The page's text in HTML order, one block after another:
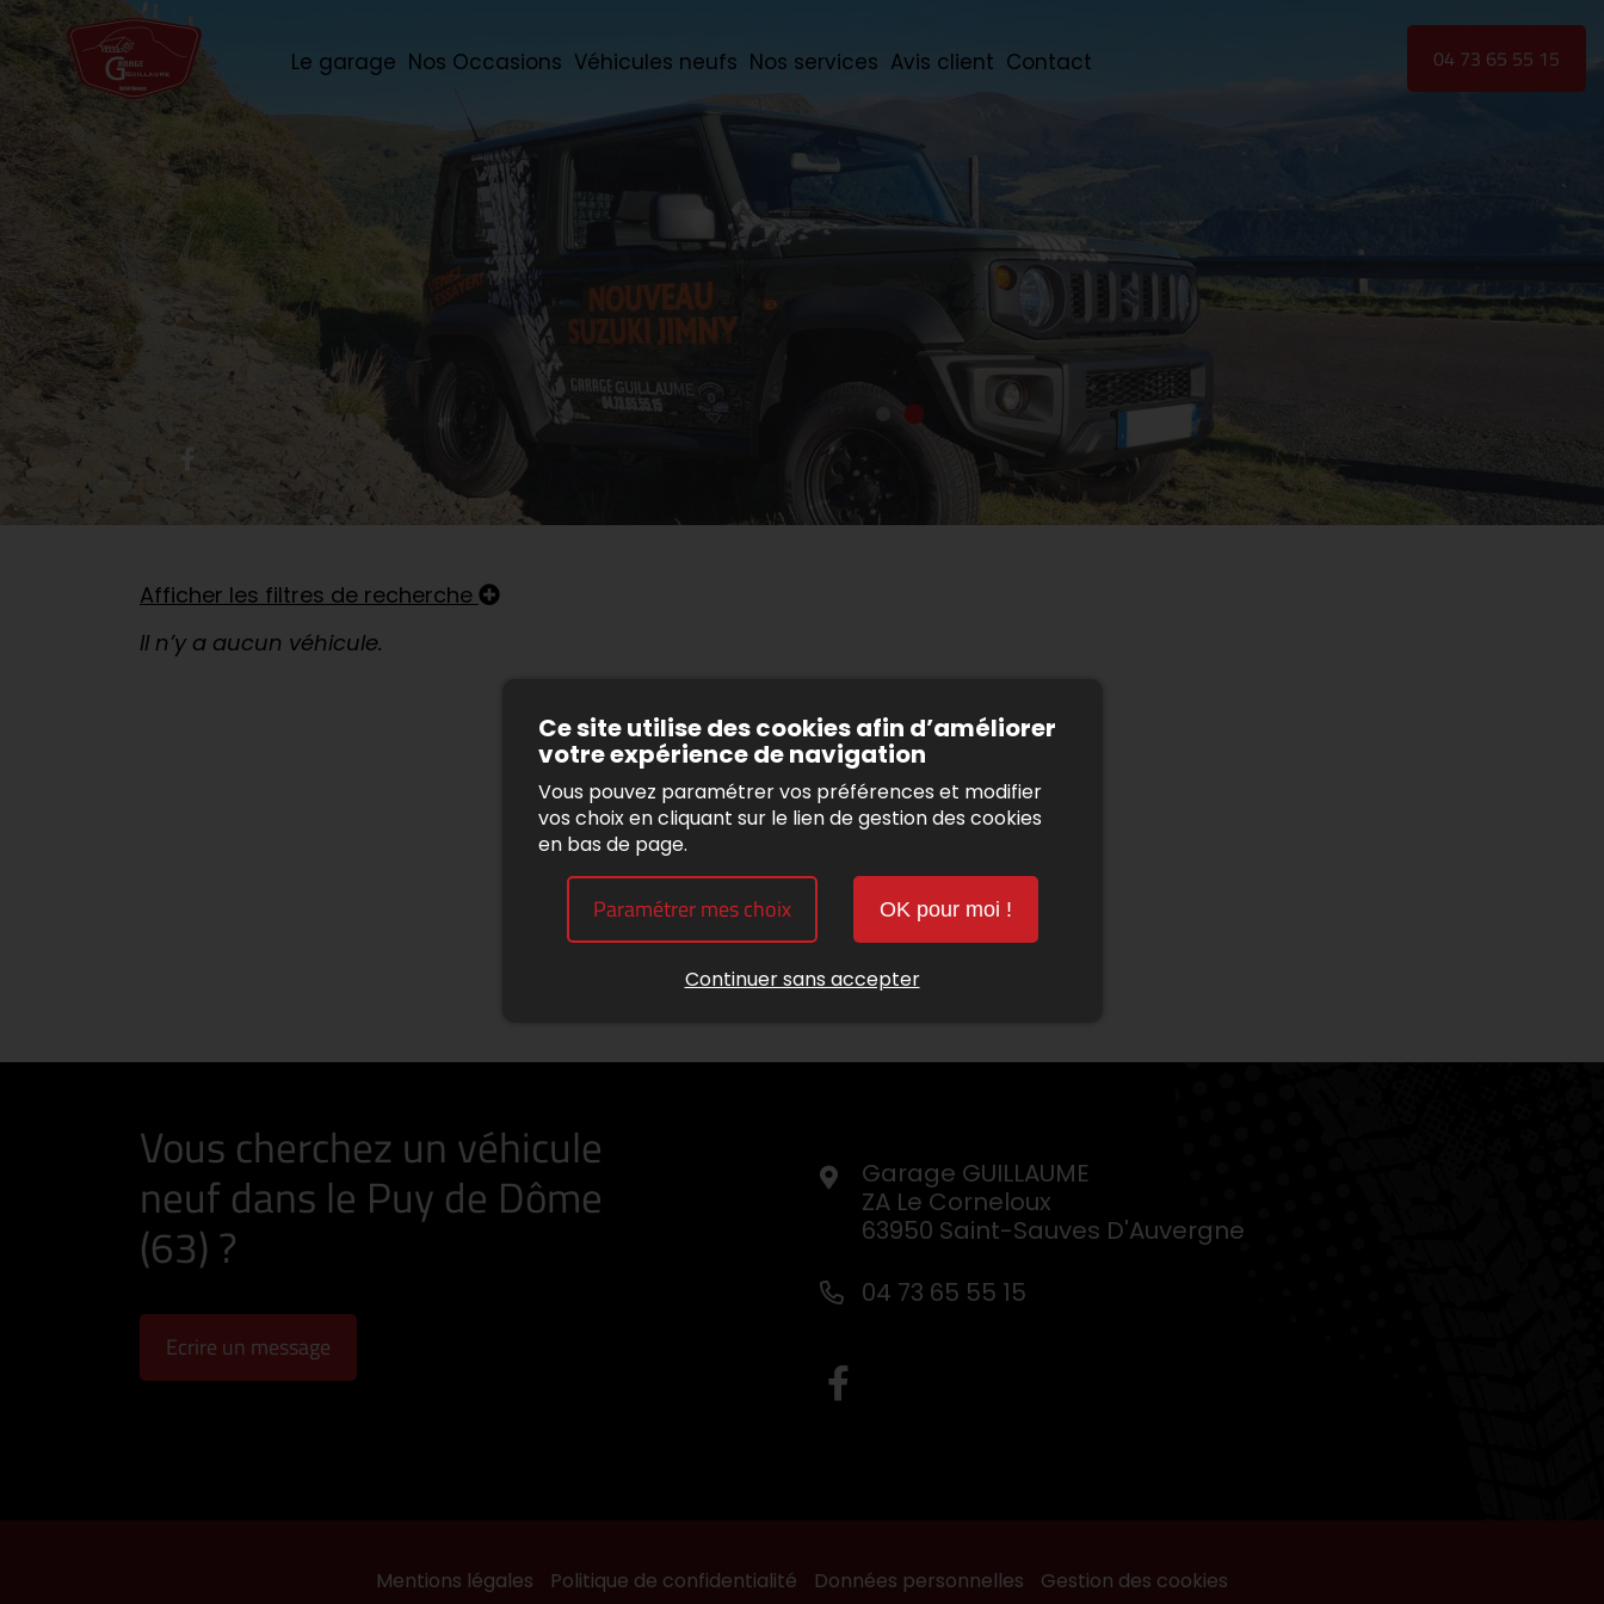
Le garage Nos Occasions Véhicules neufs Nos services Avis client Contact 04 73 65 55 15
Afficher les filtres de recherche
Il n’y a aucun véhicule.
Vous cherchez un véhicule
neuf dans le Puy de Dôme
(63) ?
Ecrire un message
Garage GUILLAUME
ZA Le Corneloux
63950 Saint-Sauves D'Auvergne
04 73 65 55 15
Mentions légales Politique de confidentialité Données personnelles Gestion des cookies
Ce site utilise des cookies afin d’améliorer
votre expérience de navigation
Vous pouvez paramétrer vos préférences et modifier
vos choix en cliquant sur le lien de gestion des cookies
en bas de page.
Paramétrer mes choix OK pour moi !
Continuer sans accepter